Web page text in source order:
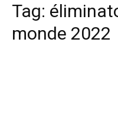
Tag:
monde 2022